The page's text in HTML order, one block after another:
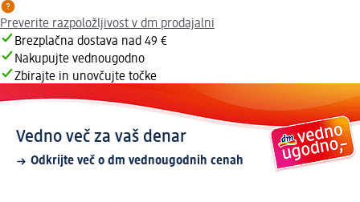
Preverite razpoložljivost v dm prodajalni
Brezplačna dostava nad 49 €
Nakupujte vednougodno
Zbirajte in unovčujte točke
Vedno več za vaš denar
Odkrijte več o dm vednougodnih cenah